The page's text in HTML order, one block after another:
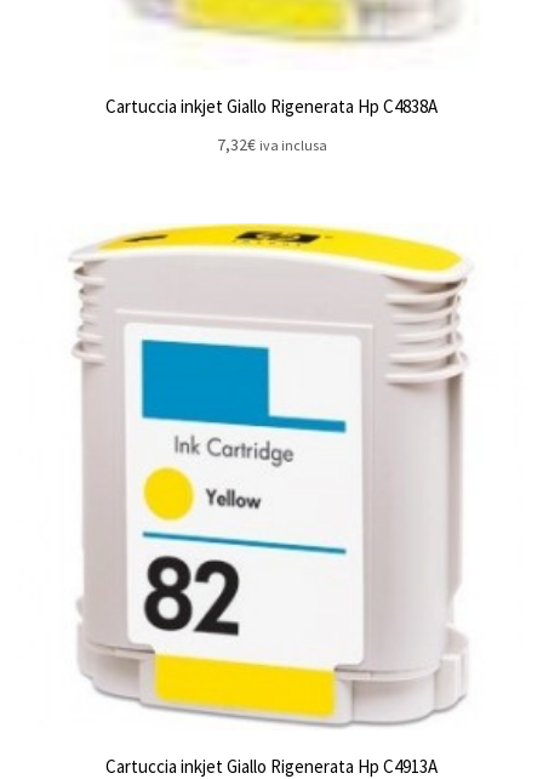
Cartuccia inkjet Giallo Rigenerata Hp C4838A
7,32€ iva inclusa
Cartuccia inkjet Giallo Rigenerata Hp C4913A